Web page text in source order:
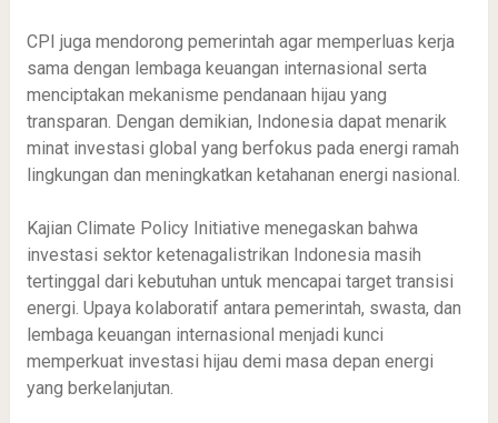
CPI juga mendorong pemerintah agar memperluas kerja
sama dengan lembaga keuangan internasional serta
menciptakan mekanisme pendanaan hijau yang
transparan. Dengan demikian, Indonesia dapat menarik
minat investasi global yang berfokus pada energi ramah
lingkungan dan meningkatkan ketahanan energi nasional.
Kajian Climate Policy Initiative menegaskan bahwa
investasi sektor ketenagalistrikan Indonesia masih
tertinggal dari kebutuhan untuk mencapai target transisi
energi. Upaya kolaboratif antara pemerintah, swasta, dan
lembaga keuangan internasional menjadi kunci
memperkuat investasi hijau demi masa depan energi
yang berkelanjutan.